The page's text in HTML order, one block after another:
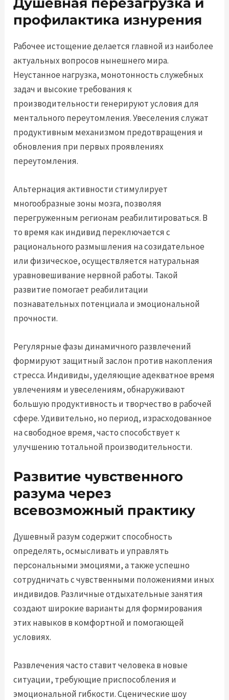
профилактика изнурения
Рабочее истощение делается главной из наиболее
актуальных вопросов нынешнего мира.
Неустанное нагрузка, монотонность служебных
задач и высокие требования к
производительности генерируют условия для
ментального переутомления. Увеселения служат
продуктивным механизмом предотвращения и
обновления при первых проявлениях
переутомления.
Альтернация активности стимулирует
многообразные зоны мозга, позволяя
перегруженным регионам реабилитироваться. В
то время как индивид переключается с
рационального размышления на созидательное
или физическое, осуществляется натуральная
уравновешивание нервной работы. Такой
развитие помогает реабилитации
познавательных потенциала и эмоциональной
прочности.
Регулярные фазы динамичного развлечений
формируют защитный заслон против накопления
стресса. Индивиды, уделяющие адекватное время
увлечениям и увеселениям, обнаруживают
большую продуктивность и творчество в рабочей
сфере. Удивительно, но период, израсходованное
на свободное время, часто способствует к
улучшению тотальной производительности.
Развитие чувственного
разума через
всевозможный практику
Душевный разум содержит способность
определять, осмысливать и управлять
персональными эмоциями, а также успешно
сотрудничать с чувственными положениями иных
индивидов. Различные отдыхательные занятия
создают широкие варианты для формирования
этих навыков в комфортной и помогающей
условиях.
Развлечения часто ставит человека в новые
ситуации, требующие приспособления и
эмоциональной гибкости. Сценические шоу